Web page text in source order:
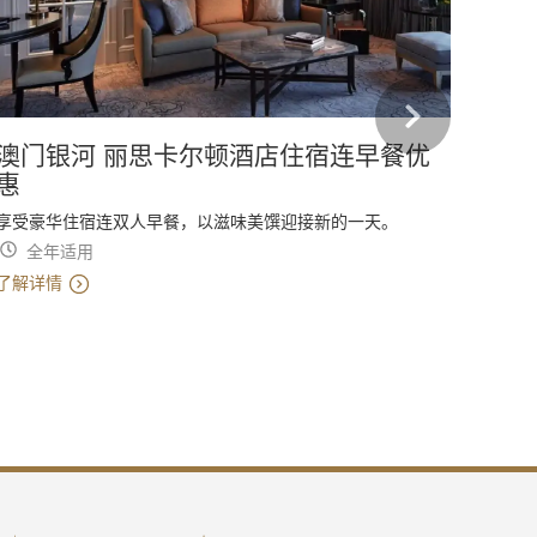
门银河 丽思卡尔顿酒店住宿连早餐优
受豪华住宿连双人早餐，以滋味美馔迎接新的一天。
全年适用
解详情